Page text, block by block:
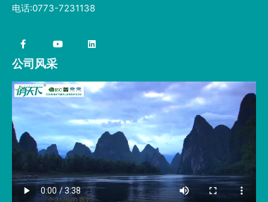
电话:0773-7231138
公司风采